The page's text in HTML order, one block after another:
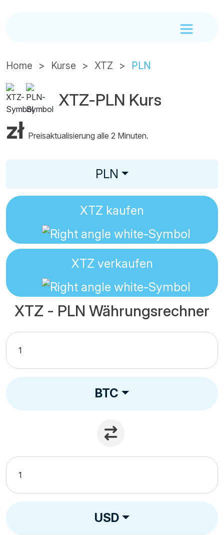
Home Kurse XTZ PLN
XTZ-PLN Kurs
zł Preisaktualisierung alle 2 Minuten.
PLN
XTZ kaufen
XTZ verkaufen
XTZ - PLN Währungsrechner
BTC
USD